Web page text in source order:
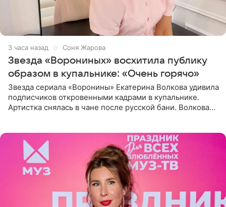
3 часа назад Соня Жарова
Звезда «Ворониных» восхитила публику
образом в купальнике: «Очень горячо»
Звезда сериала «Воронины» Екатерина Волкова удивила
подписчиков откровенными кадрами в купальнике.
Артистка снялась в чане после русской бани. Волкова